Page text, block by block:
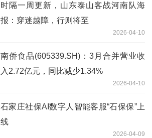
时隔一周更新，山东泰山客战河南队海
报：穿迷越障，行则将至
2026-04-10
南侨食品(605339.SH)：3月合并营业收
入2.72亿元，同比减少1.34%
2026-04-10
石家庄社保AI数字人智能客服“石保保”上
线
2026-04-09